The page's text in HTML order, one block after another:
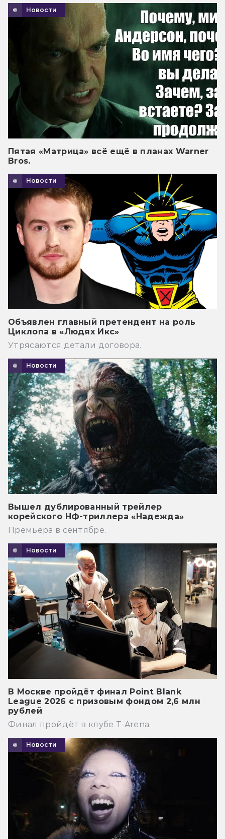
Новости
Пятая «Матрица» всё ещё в планах Warner
Bros.
Новости
Объявлен главный претендент на роль
Циклопа в «Людях Икс»
Утрясаются детали договора.
Новости
Вышел дублированный трейлер
корейского НФ-триллера «Надежда»
Премьера в сентябре.
Новости
В Москве пройдёт финал Point Blank
League 2026 с призовым фондом 2,6 млн
рублей
Финал пройдёт в клубе T-Arena.
Новости